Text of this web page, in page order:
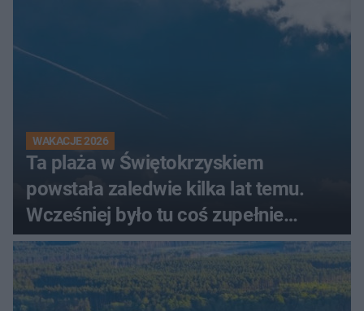
WAKACJE 2026
Ta plaża w Świętokrzyskiem
powstała zaledwie kilka lat temu.
Wcześniej było tu coś zupełnie
innego